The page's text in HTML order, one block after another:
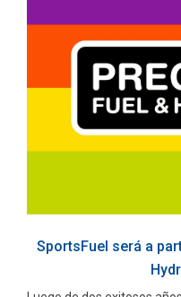
SportsFuel será a